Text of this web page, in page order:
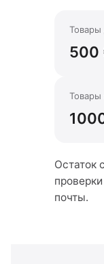
500
Остаток
почты.